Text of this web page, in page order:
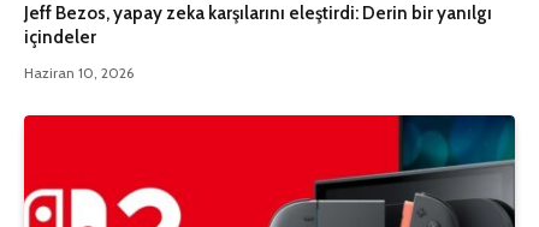
Jeff Bezos, yapay zeka karşılarını eleştirdi: Derin bir yanılgı
içindeler
Haziran 10, 2026